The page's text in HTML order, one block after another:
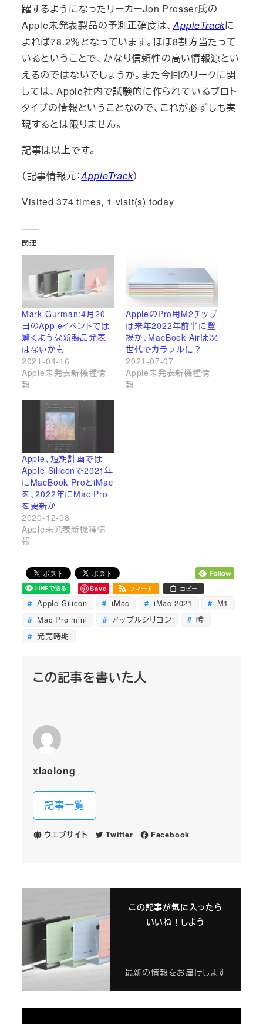
躍するようになったリーカーJon Prosser氏の
Apple未発表製品の予測正確度は、AppleTrackに
よれば78.2％となっています。ほぼ8割方当たって
いるということで、かなり信頼性の高い情報源とい
えるのではないでしょうか。また今回のリークに関
しては、Apple社内で試験的に作られているプロト
タイプの情報ということなので、これが必ずしも実
現するとは限りません。
記事は以上です。
（記事情報元：AppleTrack）
Visited 374 times, 1 visit(s) today
関連
Mark Gurman:4月20
日のAppleイベントでは
驚くような新製品発表
はないかも
2021-04-16
Apple未発表新機種情
報
AppleのPro用M2チップ
は来年2022年前半に登
場か、MacBook Airは次
世代でカラフルに？
2021-07-07
Apple未発表新機種情
報
Apple、短期計画では
Apple Siliconで2021年
にMacBook ProとiMac
を、2022年にMac Pro
を更新か
2020-12-08
Apple未発表新機種情
報
Save フィード コピー
Apple Silicon iMac iMac 2021
M1
Mac Pro mini
アップルシリコン
噂
発売時期
この記事を書いた人
xiaolong
記事一覧
ウェブサイト Twitter Facebook
この記事が気に入ったら
いいね！しよう
最新の情報をお届けします